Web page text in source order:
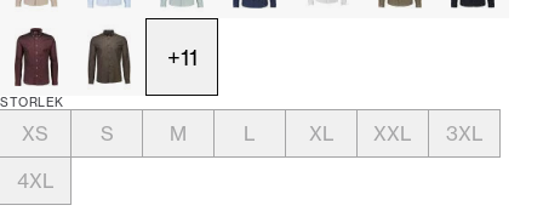
+11
STORLEK
XS S M L XL XXL
3XL
4XL